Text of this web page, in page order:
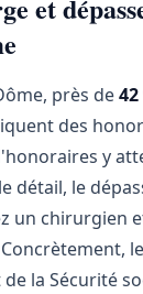
et
près de42
des
y
détail, le
un chirurgien
la Sécurité